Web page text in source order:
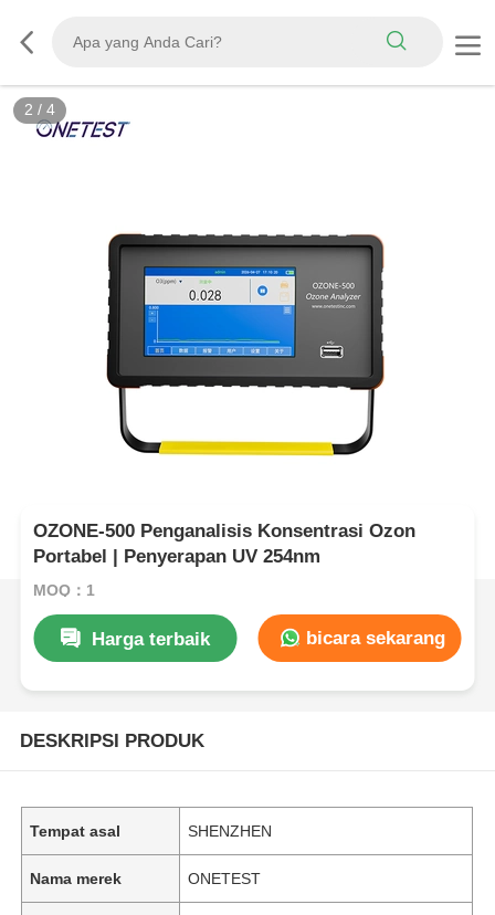
2 / 4
OZONE-500 Penganalisis Konsentrasi Ozon
Portabel | Penyerapan UV 254nm
MOQ：1
Harga terbaik bicara sekarang
DESKRIPSI PRODUK
Tempat asal SHENZHEN
Nama merek ONETEST